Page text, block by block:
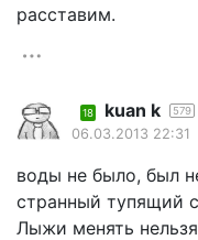
расставим.
18 kuan k 579
06.03.2013 22:31
воды не было, был
странный тупящий
Лыжи менять